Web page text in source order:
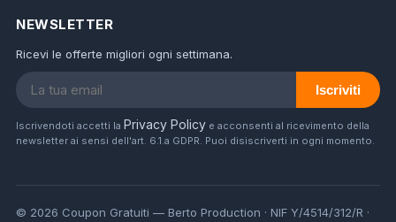
NEWSLETTER
Ricevi le offerte migliori ogni settimana.
Iscriviti
Iscrivendoti accetti la Privacy Policy e acconsenti al ricevimento della
newsletter ai sensi dell'art. 6.1.a GDPR. Puoi disiscriverti in ogni momento.
© 2026 Coupon Gratuiti — Berto Production · NIF Y/4514/312/R ·